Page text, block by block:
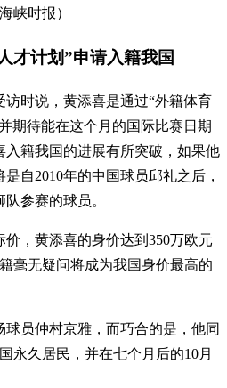
海峡时报）
才计划”申请入籍我国
访时说，黄添喜是通过“外籍体育
期待能在这个月的国际比赛日期
入籍我国的进展有所突破，如果他
自2010年的中国球员邱礼之后，
参赛的球员。
，黄添喜的身价达到350万欧元
毫无疑问将成为我国身价最高的
球员仲村京雅 ，而巧合的是，他同
永久居民，并在七个月后的10月